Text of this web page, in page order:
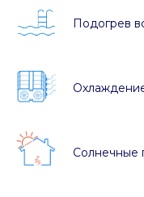
Подогрев
Солнечные